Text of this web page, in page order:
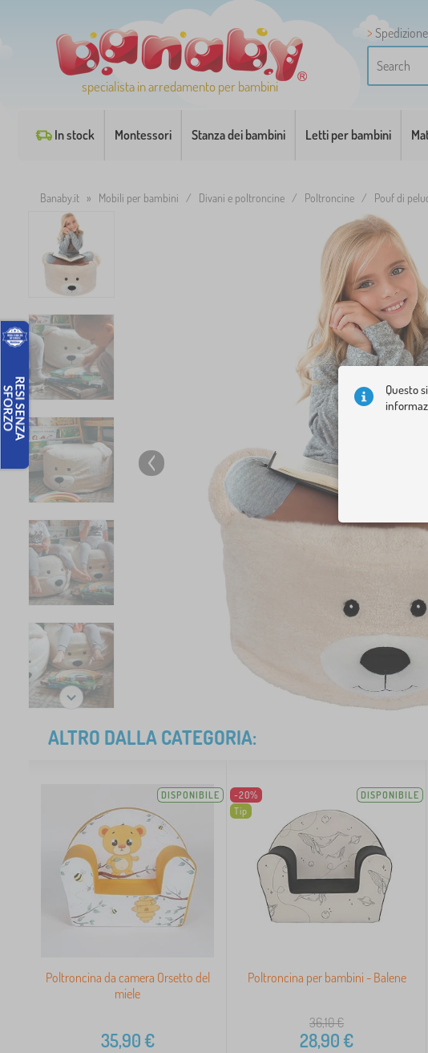
specialista in arredamento per bambini
In stock Montessori Stanza dei bambini Letti per bambini
Banaby.it » Mobili per bambini / Divani e poltroncine / Poltroncine / Pouf di
ALTRO DALLA CATEGORIA:
DISPONIBILE
Poltroncina da camera Orsetto del
miele
35,90€
-20%
Tip
DISPONIBILE
Poltroncina per bambini - Balene
36,10€
28,90€
Questo